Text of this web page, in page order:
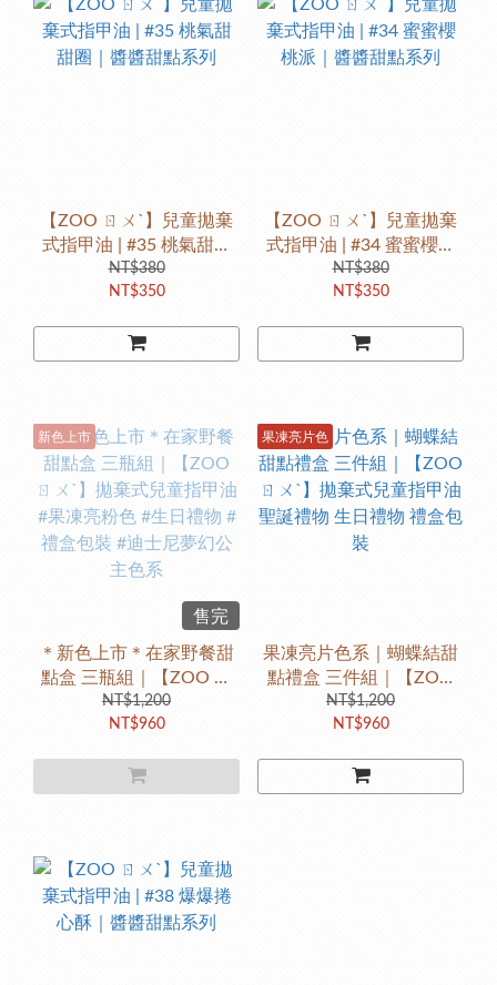
【ZOO ㄖㄨˋ】兒童拋棄
式指甲油 | #35 桃氣甜甜
圈｜醬醬甜點系列
NT$380
NT$350
【ZOO ㄖㄨˋ】兒童拋棄
式指甲油 | #34 蜜蜜櫻桃
派｜醬醬甜點系列
NT$380
NT$350
新色上市
售完
＊新色上市＊在家野餐甜
點盒 三瓶組｜【ZOO ㄖ
ㄨˋ】拋棄式兒童指甲油 #
果凍亮粉色 #生日禮物 #禮
色系
NT$1,200
NT$960
果凍亮片色
果凍亮片色系｜蝴蝶結甜
點禮盒 三件組｜【ZOO
ㄖㄨˋ】拋棄式兒童指甲油
聖誕禮物 生日禮物 禮盒包
NT$1,200
NT$960